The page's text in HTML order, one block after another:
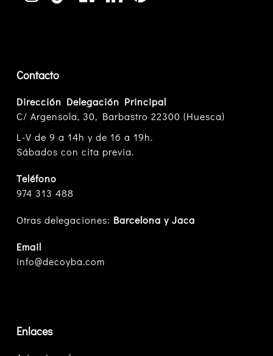
Contacto
Dirección Delegación Principal
C/ Argensola, 30, Barbastro 22300 (Huesca)
L-V de 9 a 14h y de 16 a 19h.
Sábados con cita previa.
Teléfono
974 313 488
Otras delegaciones: Barcelona y Jaca
Email
info@decoyba.com
Enlaces